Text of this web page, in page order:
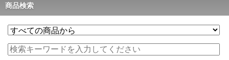
商品検索